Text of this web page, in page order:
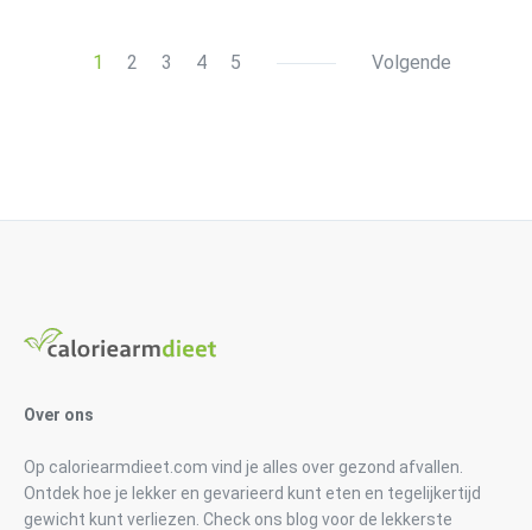
1 2 3 4 5 Volgende
Over ons
Op caloriearmdieet.com vind je alles over gezond afvallen.
Ontdek hoe je lekker en gevarieerd kunt eten en tegelijkertijd
gewicht kunt verliezen. Check ons blog voor de lekkerste